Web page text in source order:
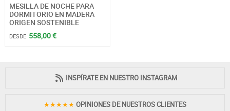
MESILLA DE NOCHE PARA
DORMITORIO EN MADERA
ORIGEN SOSTENIBLE
DESDE 558,00 €
INSPÍRATE EN NUESTRO INSTAGRAM
★★★★★ OPINIONES DE NUESTROS CLIENTES